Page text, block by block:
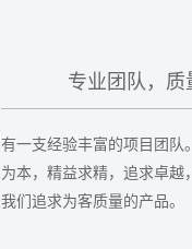
专业团队，质
有一支经验丰富的项目团队
为本，精益求精，追求卓越
我们追求为客质量的产品。